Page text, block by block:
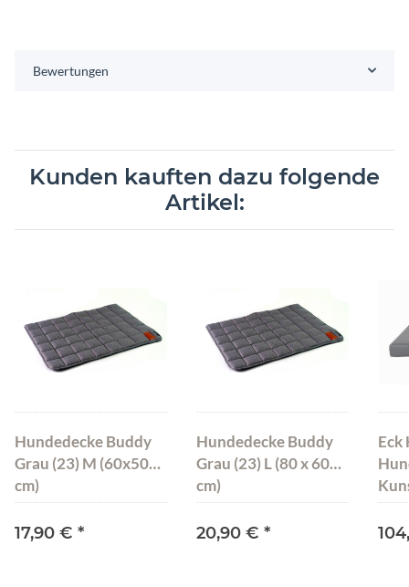
Bewertungen
Kunden kauften dazu folgende
Artikel:
Hundedecke Buddy
Grau (23) M (60x50
cm)
17,90 € *
Hundedecke Buddy
Grau (23) L (80 x 60
cm)
20,90 € *
Eck